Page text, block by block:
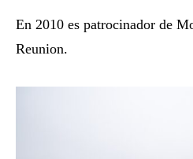
En 2010 es patrocinador de
Reunion.